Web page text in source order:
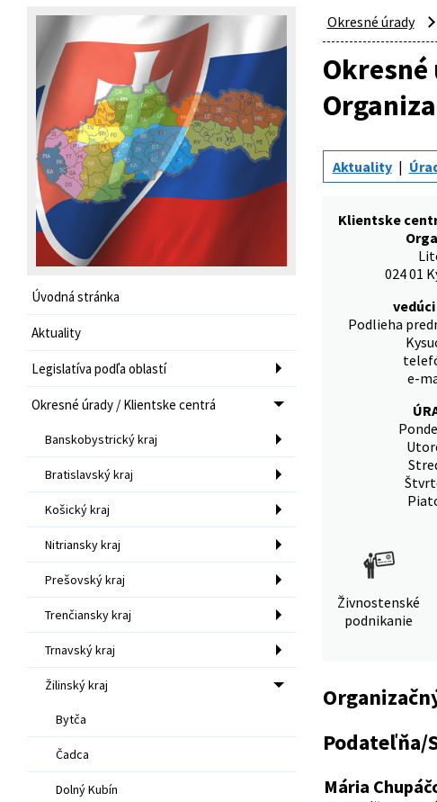
Úvodná stránka
Aktuality
Legislatíva podľa oblastí
Okresné úrady / Klientske centrá
Banskobystrický kraj
Bratislavský kraj
Košický kraj
Nitriansky kraj
Prešovský kraj
Trenčiansky kraj
Trnavský kraj
Žilinský kraj
Bytča
Čadca
Dolný Kubín
Okresné úrady
Aktuality
Klientske
024 01
Podlieha
e-
Živnostenské
podnikanie
Podateľňa/
Mária